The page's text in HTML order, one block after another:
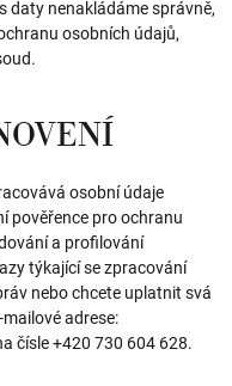
daty nenakládáme správně,
osobních údajů,
osobní údaje
pověřence pro ochranu
a profilování
týkající se zpracování
nebo chcete uplatnit svá
adrese:
čísle +420 730 604 628.